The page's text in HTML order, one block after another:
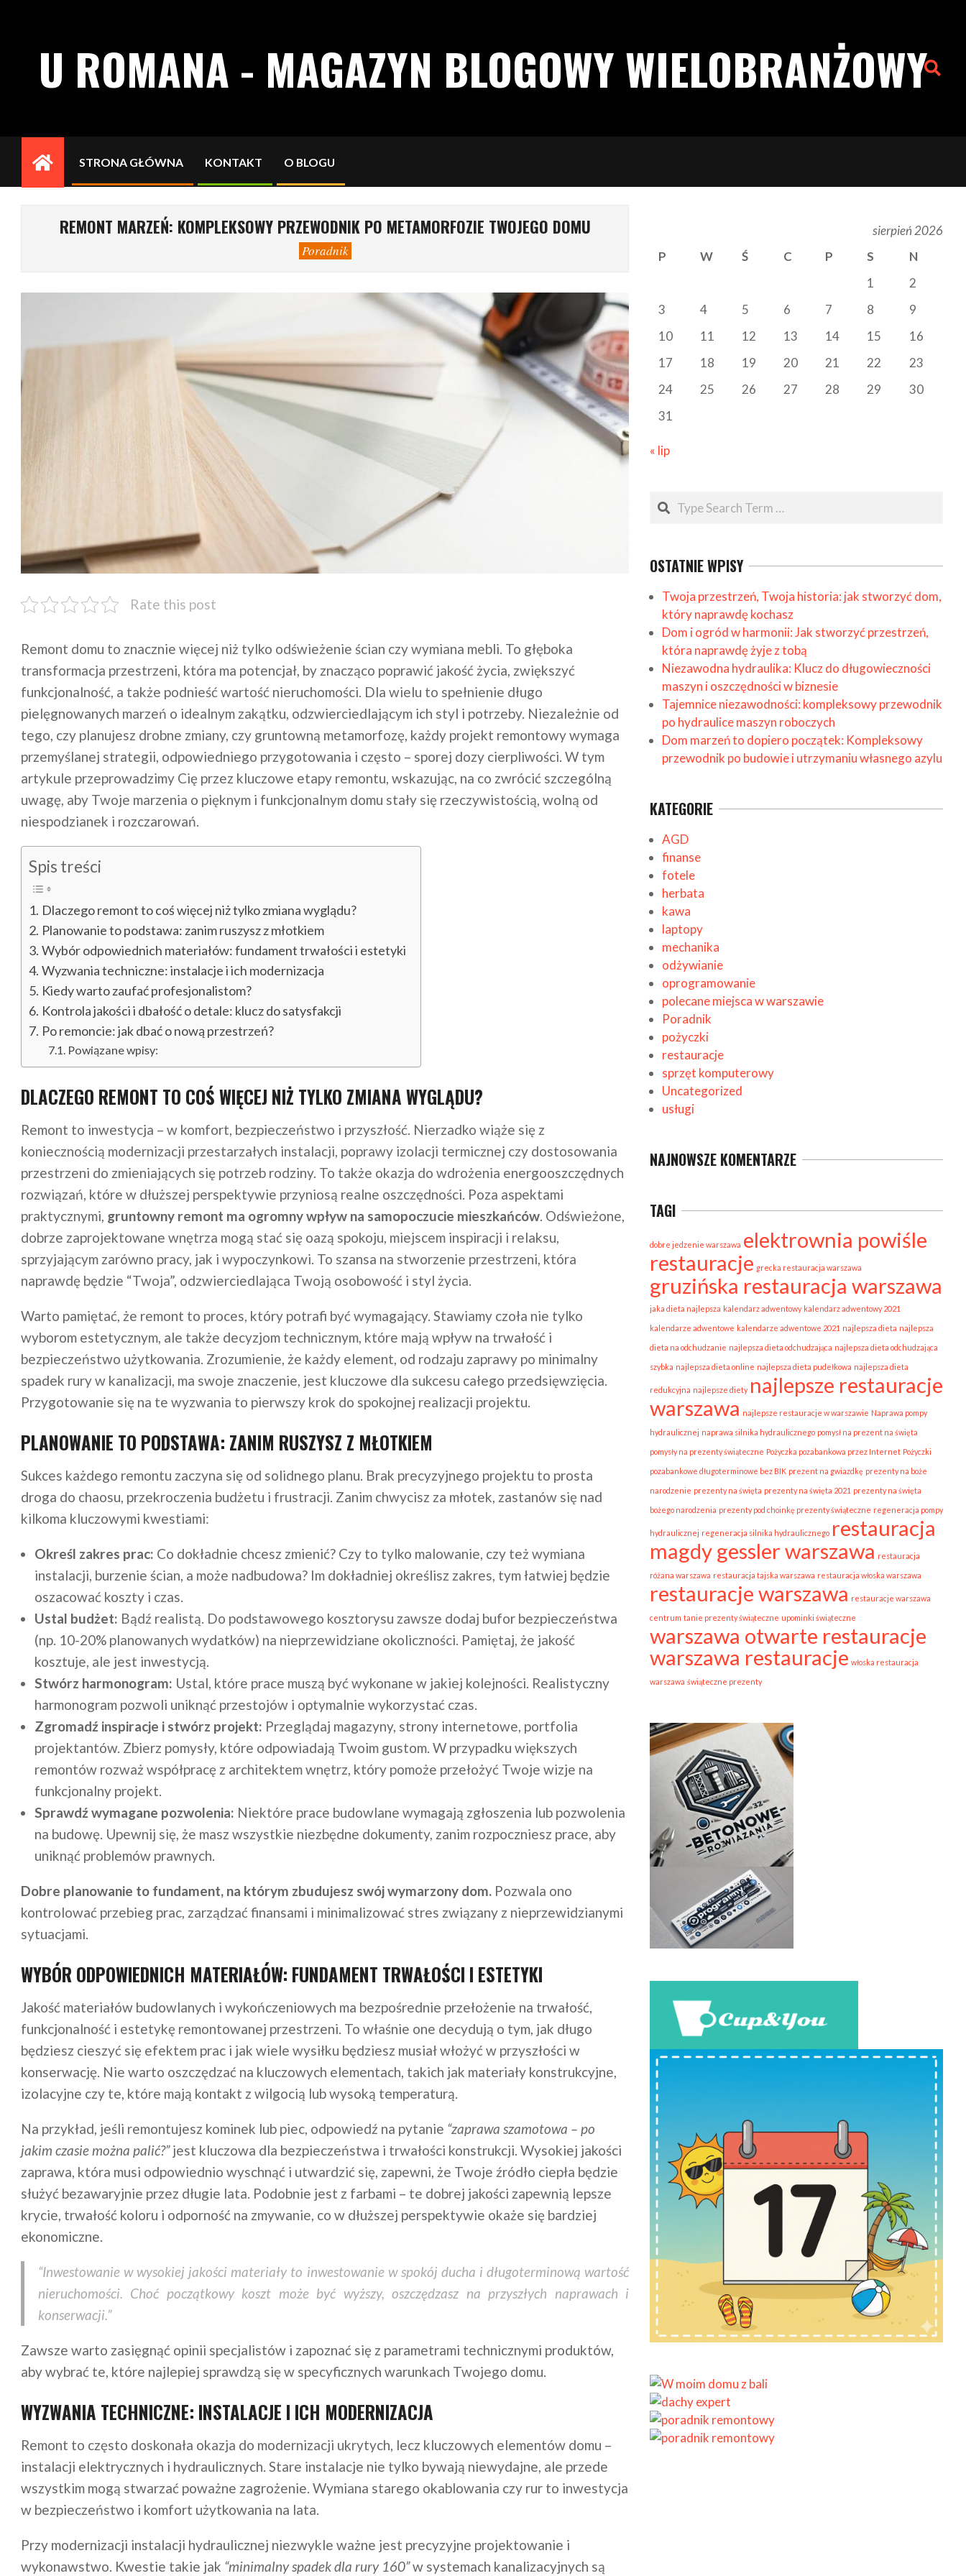
U ROMANA - MAGAZYN BLOGOWY WIELOBRANŻOWYSearch
Primary
Navigation
STRONA GŁÓWNA KONTAKT O BLOGU
REMONT MARZEŃ: KOMPLEKSOWY PRZEWODNIK PO METAMORFOZIE TWOJEGO DOMU
Poradnik
Rate this post
Remont domu to znacznie więcej niż tylko odświeżenie ścian czy wymiana mebli. To głęboka
transformacja przestrzeni, która ma potencjał, by znacząco poprawić jakość życia, zwiększyć
funkcjonalność, a także podnieść wartość nieruchomości. Dla wielu to spełnienie długo
pielęgnowanych marzeń o idealnym zakątku, odzwierciedlającym ich styl i potrzeby. Niezależnie od
tego, czy planujesz drobne zmiany, czy gruntowną metamorfozę, każdy projekt remontowy wymaga
przemyślanej strategii, odpowiedniego przygotowania i często – sporej dozy cierpliwości. W tym
artykule przeprowadzimy Cię przez kluczowe etapy remontu, wskazując, na co zwrócić szczególną
uwagę, aby Twoje marzenia o pięknym i funkcjonalnym domu stały się rzeczywistością, wolną od
niespodzianek i rozczarowań.
Spis treści
Dlaczego remont to coś więcej niż tylko zmiana wyglądu?
Planowanie to podstawa: zanim ruszysz z młotkiem
Wybór odpowiednich materiałów: fundament trwałości i estetyki
Wyzwania techniczne: instalacje i ich modernizacja
Kiedy warto zaufać profesjonalistom?
Kontrola jakości i dbałość o detale: klucz do satysfakcji
Po remoncie: jak dbać o nową przestrzeń?
Powiązane wpisy:
DLACZEGO REMONT TO COŚ WIĘCEJ NIŻ TYLKO ZMIANA WYGLĄDU?
Remont to inwestycja – w komfort, bezpieczeństwo i przyszłość. Nierzadko wiąże się z
koniecznością modernizacji przestarzałych instalacji, poprawy izolacji termicznej czy dostosowania
przestrzeni do zmieniających się potrzeb rodziny. To także okazja do wdrożenia energooszczędnych
rozwiązań, które w dłuższej perspektywie przyniosą realne oszczędności. Poza aspektami
praktycznymi, gruntowny remont ma ogromny wpływ na samopoczucie mieszkańców. Odświeżone,
dobrze zaprojektowane wnętrza mogą stać się oazą spokoju, miejscem inspiracji i relaksu,
sprzyjającym zarówno pracy, jak i wypoczynkowi. To szansa na stworzenie przestrzeni, która
naprawdę będzie “Twoja”, odzwierciedlająca Twoją osobowość i styl życia.
Warto pamiętać, że remont to proces, który potrafi być wymagający. Stawiamy czoła nie tylko
wyborom estetycznym, ale także decyzjom technicznym, które mają wpływ na trwałość i
bezpieczeństwo użytkowania. Zrozumienie, że każdy element, od rodzaju zaprawy po minimalny
spadek rury w kanalizacji, ma swoje znaczenie, jest kluczowe dla sukcesu całego przedsięwzięcia.
Przygotowanie się na te wyzwania to pierwszy krok do spokojnej realizacji projektu.
PLANOWANIE TO PODSTAWA: ZANIM RUSZYSZ Z MŁOTKIEM
Sukces każdego remontu zaczyna się od solidnego planu. Brak precyzyjnego projektu to prosta
droga do chaosu, przekroczenia budżetu i frustracji. Zanim chwycisz za młotek, zastanów się nad
kilkoma kluczowymi kwestiami:
Określ zakres prac: Co dokładnie chcesz zmienić? Czy to tylko malowanie, czy też wymiana
instalacji, burzenie ścian, a może nadbudowa? Im dokładniej określisz zakres, tym łatwiej będzie
oszacować koszty i czas.
Ustal budżet: Bądź realistą. Do podstawowego kosztorysu zawsze dodaj bufor bezpieczeństwa
(np. 10-20% planowanych wydatków) na nieprzewidziane okoliczności. Pamiętaj, że jakość
kosztuje, ale jest inwestycją.
Stwórz harmonogram: Ustal, które prace muszą być wykonane w jakiej kolejności. Realistyczny
harmonogram pozwoli uniknąć przestojów i optymalnie wykorzystać czas.
Zgromadź inspiracje i stwórz projekt: Przeglądaj magazyny, strony internetowe, portfolia
projektantów. Zbierz pomysły, które odpowiadają Twoim gustom. W przypadku większych
remontów rozważ współpracę z architektem wnętrz, który pomoże przełożyć Twoje wizje na
funkcjonalny projekt.
Sprawdź wymagane pozwolenia: Niektóre prace budowlane wymagają zgłoszenia lub pozwolenia
na budowę. Upewnij się, że masz wszystkie niezbędne dokumenty, zanim rozpoczniesz prace, aby
uniknąć problemów prawnych.
Dobre planowanie to fundament, na którym zbudujesz swój wymarzony dom. Pozwala ono
kontrolować przebieg prac, zarządzać finansami i minimalizować stres związany z nieprzewidzianymi
sytuacjami.
WYBÓR ODPOWIEDNICH MATERIAŁÓW: FUNDAMENT TRWAŁOŚCI I ESTETYKI
Jakość materiałów budowlanych i wykończeniowych ma bezpośrednie przełożenie na trwałość,
funkcjonalność i estetykę remontowanej przestrzeni. To właśnie one decydują o tym, jak długo
będziesz cieszyć się efektem prac i jak wiele wysiłku będziesz musiał włożyć w przyszłości w
konserwację. Nie warto oszczędzać na kluczowych elementach, takich jak materiały konstrukcyjne,
izolacyjne czy te, które mają kontakt z wilgocią lub wysoką temperaturą.
Na przykład, jeśli remontujesz kominek lub piec, odpowiedź na pytanie “zaprawa szamotowa – po
jakim czasie można palić?”jest kluczowa dla bezpieczeństwa i trwałości konstrukcji. Wysokiej jakości
zaprawa, która musi odpowiednio wyschnąć i utwardzić się, zapewni, że Twoje źródło ciepła będzie
służyć bezawaryjnie przez długie lata. Podobnie jest z farbami – te dobrej jakości zapewnią lepsze
krycie, trwałość koloru i odporność na zmywanie, co w dłuższej perspektywie okaże się bardziej
ekonomiczne.
“Inwestowanie w wysokiej jakości materiały to inwestowanie w spokój ducha i długoterminową wartość
nieruchomości. Choć początkowy koszt może być wyższy, oszczędzasz na przyszłych naprawach i
konserwacji.”
Zawsze warto zasięgnąć opinii specjalistów i zapoznać się z parametrami technicznymi produktów,
aby wybrać te, które najlepiej sprawdzą się w specyficznych warunkach Twojego domu.
WYZWANIA TECHNICZNE: INSTALACJE I ICH MODERNIZACJA
Remont to często doskonała okazja do modernizacji ukrytych, lecz kluczowych elementów domu –
instalacji elektrycznych i hydraulicznych. Stare instalacje nie tylko bywają niewydajne, ale przede
wszystkim mogą stwarzać poważne zagrożenie. Wymiana starego okablowania czy rur to inwestycja
w bezpieczeństwo i komfort użytkowania na lata.
Przy modernizacji instalacji hydraulicznej niezwykle ważne jest precyzyjne projektowanie i
wykonawstwo. Kwestie takie jak “minimalny spadek dla rury 160”w systemach kanalizacyjnych są
sierpień 2026
P
W Ś C P S
N
1
2
3
4 5 6 7 8
9
10
11 12 13 14 15
16
17
18 19 20 21 22
23
24
25 26 27 28 29
30
31
« lip
Search
OSTATNIE WPISY
Twoja przestrzeń, Twoja historia: jak stworzyć dom,
który naprawdę kochasz
Dom i ogród w harmonii: Jak stworzyć przestrzeń,
która naprawdę żyje z tobą
Niezawodna hydraulika: Klucz do długowieczności
maszyn i oszczędności w biznesie
Tajemnice niezawodności: kompleksowy przewodnik
po hydraulice maszyn roboczych
Dom marzeń to dopiero początek: Kompleksowy
przewodnik po budowie i utrzymaniu własnego azylu
KATEGORIE
AGD
finanse
fotele
herbata
kawa
laptopy
mechanika
odżywianie
oprogramowanie
polecane miejsca w warszawie
Poradnik
pożyczki
restauracje
sprzęt komputerowy
Uncategorized
usługi
NAJNOWSZE KOMENTARZE
TAGI
dobre jedzenie warszawa elektrownia powiśle
restauracje grecka restauracja warszawa
gruzińska restauracja warszawa
jaka dieta najlepsza kalendarz adwentowy kalendarz adwentowy 2021
kalendarze adwentowe kalendarze adwentowe 2021 najlepsza dieta najlepsza
dieta na odchudzanie najlepsza dieta odchudzająca najlepsza dieta odchudzająca
szybka najlepsza dieta online najlepsza dieta pudełkowa najlepsza dieta
redukcyjna najlepsze diety najlepsze restauracje
warszawa najlepsze restauracje w warszawie Naprawa pompy
hydraulicznej naprawa silnika hydraulicznego pomysł na prezent na święta
pomysły na prezenty świąteczne Pożyczka pozabankowa przez Internet Pożyczki
pozabankowe długoterminowe bez BIK prezent na gwiazdkę prezenty na boże
narodzenie prezenty na święta prezenty na święta 2021 prezenty na święta
bożego narodzenia prezenty pod choinkę prezenty świąteczne regeneracja pompy
hydraulicznej regeneracja silnika hydraulicznego restauracja
magdy gessler warszawa restauracja
różana warszawa restauracja tajska warszawa restauracja włoska warszawa
restauracje warszawa restauracje warszawa
centrum tanie prezenty świąteczne upominki świąteczne
warszawa otwarte restauracje
warszawa restauracje włoska restauracja
warszawa świąteczne prezenty